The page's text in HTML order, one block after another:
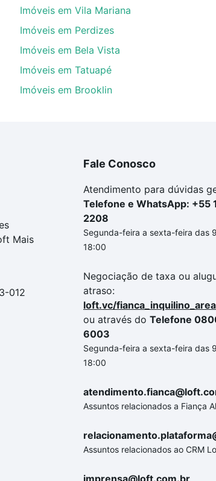
e conte com a gente para comprar o
Imóveis em Vila Mariana
Imóveis em Perdizes
Imóveis em Bela Vista
Imóveis em Tatuapé
Imóveis em Brooklin
Mais
012
Fale Conosco
Atendimento para dúvidas
Telefone e WhatsApp: +55
2208
Segunda-feira a sexta-feira das
18:00
Negociação de taxa ou
atraso:
loft.vc/
ou através do Telefone
6003
Segunda-feira a sexta-feira das
18:00
Assuntos relacionados a Fiança
Assuntos relacionados ao CRM
imprensa@loft.com.br